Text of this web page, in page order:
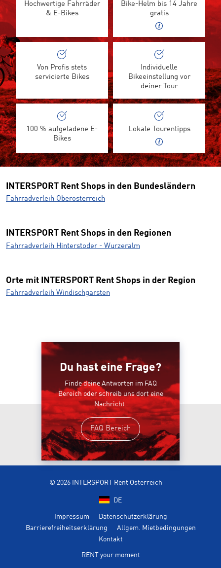
Hochwertige Fahrräder
& E-Bikes
Bike-Helm bis 14 Jahre
gratis
Von Profis stets
servicierte Bikes
Individuelle
Bikeeinstellung vor
deiner Tour
100 % aufgeladene E-
Bikes
Lokale Tourentipps
INTERSPORT Rent Shops in den Bundesländern
Fahrradverleih Oberösterreich
INTERSPORT Rent Shops in den Regionen
Fahrradverleih Hinterstoder - Wurzeralm
Orte mit INTERSPORT Rent Shops in der Region
Fahrradverleih Windischgarsten
Du hast eine Frage?
Finde deine Antworten im FAQ
Bereich oder schreib uns dort eine
Nachricht.
FAQ Bereich
© 2026 INTERSPORT Rent Österreich
DE
Impressum
Datenschutzerklärung
Barrierefreiheitserklärung
Allgem. Mietbedingungen
Kontakt
RENT your moment